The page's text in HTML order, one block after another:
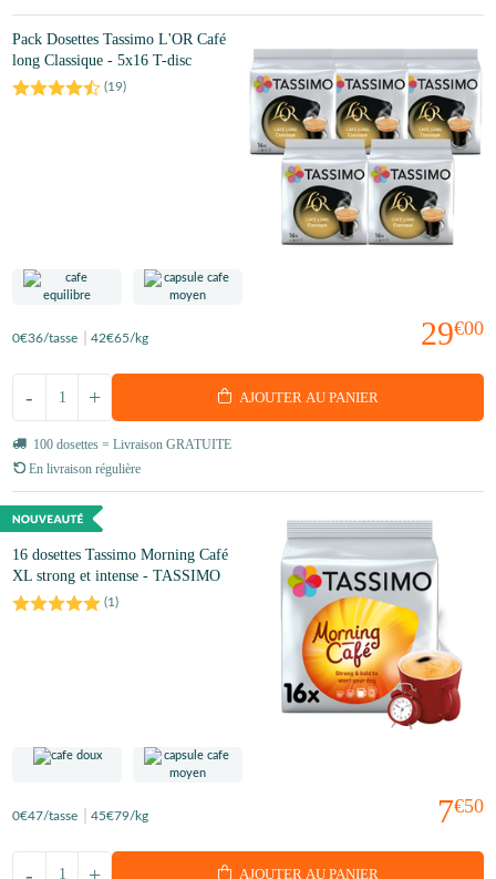
Pack Dosettes Tassimo L'OR Café
long Classique - 5x16 T-disc
(19)
29€00
0€36/tasse 42€65/kg
+
- AJOUTER AU PANIER
100 dosettes = Livraison GRATUITE
En livraison régulière
16 dosettes Tassimo Morning Café
XL strong et intense - TASSIMO
(1)
7€50
0€47/tasse 45€79/kg
AJOUTER AU PANIER